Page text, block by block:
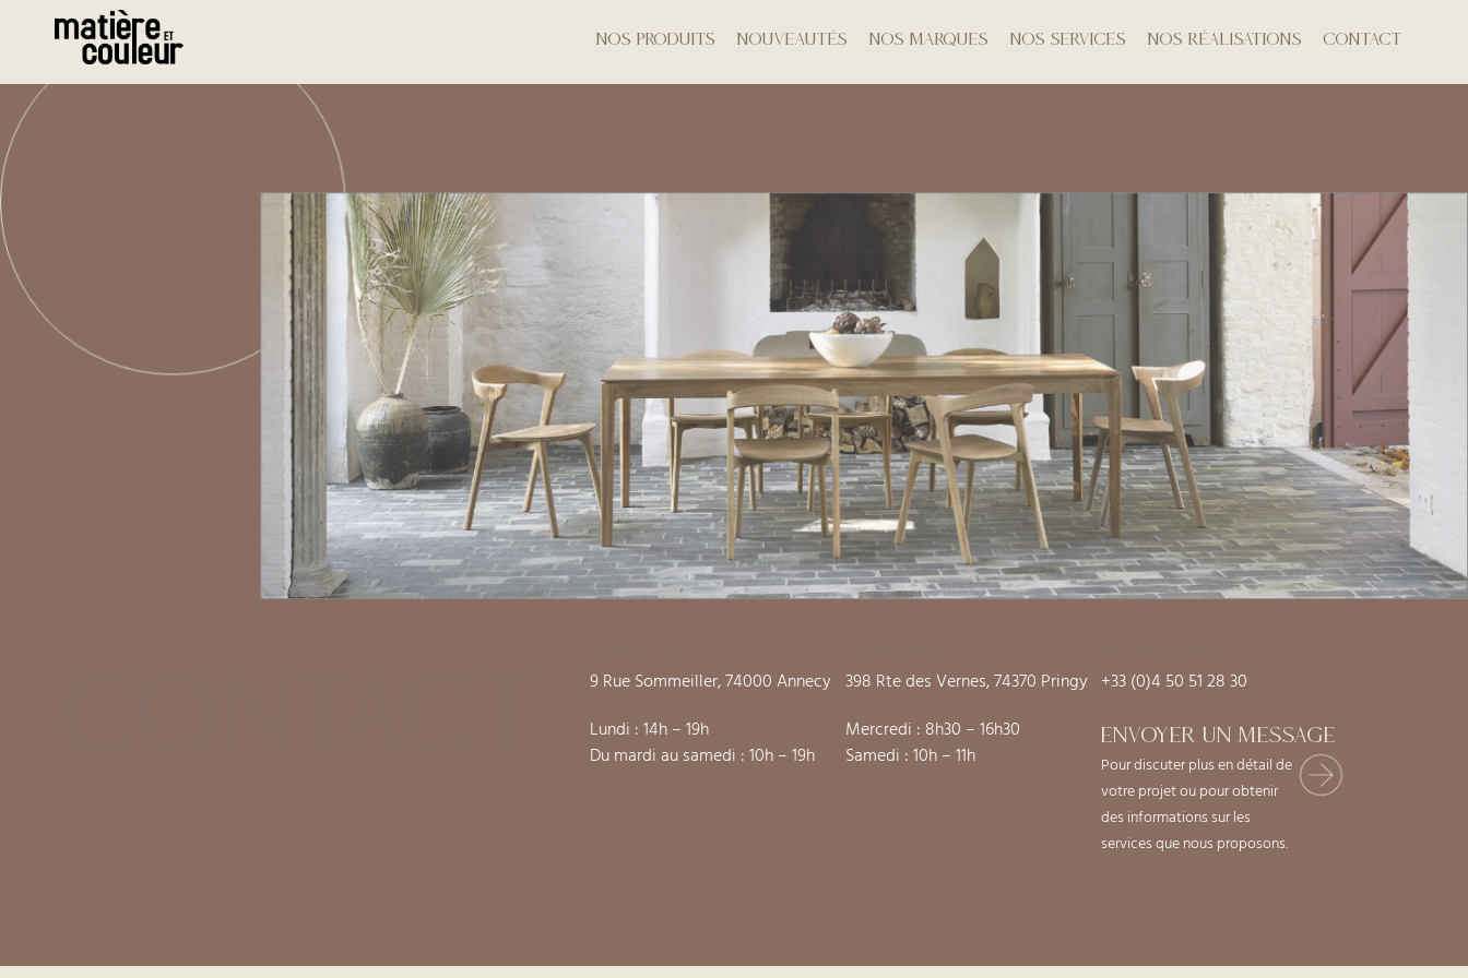
Nos produits Nouveautés Nos marques Nos Services Nos Réalisations Contact
9 Rue Sommeiller, 74000 Annecy
Lundi : 14h – 19h
Du mardi au samedi : 10h – 19h
398 Rte des Vernes, 74370 Pringy
Mercredi : 8h30 – 16h30
Samedi : 10h – 11h
+33 (0)4 50 51 28 30
ENVOYER UN MESSAGE
Pour discuter plus en détail de
votre projet ou pour obtenir
des informations sur les
services que nous proposons.